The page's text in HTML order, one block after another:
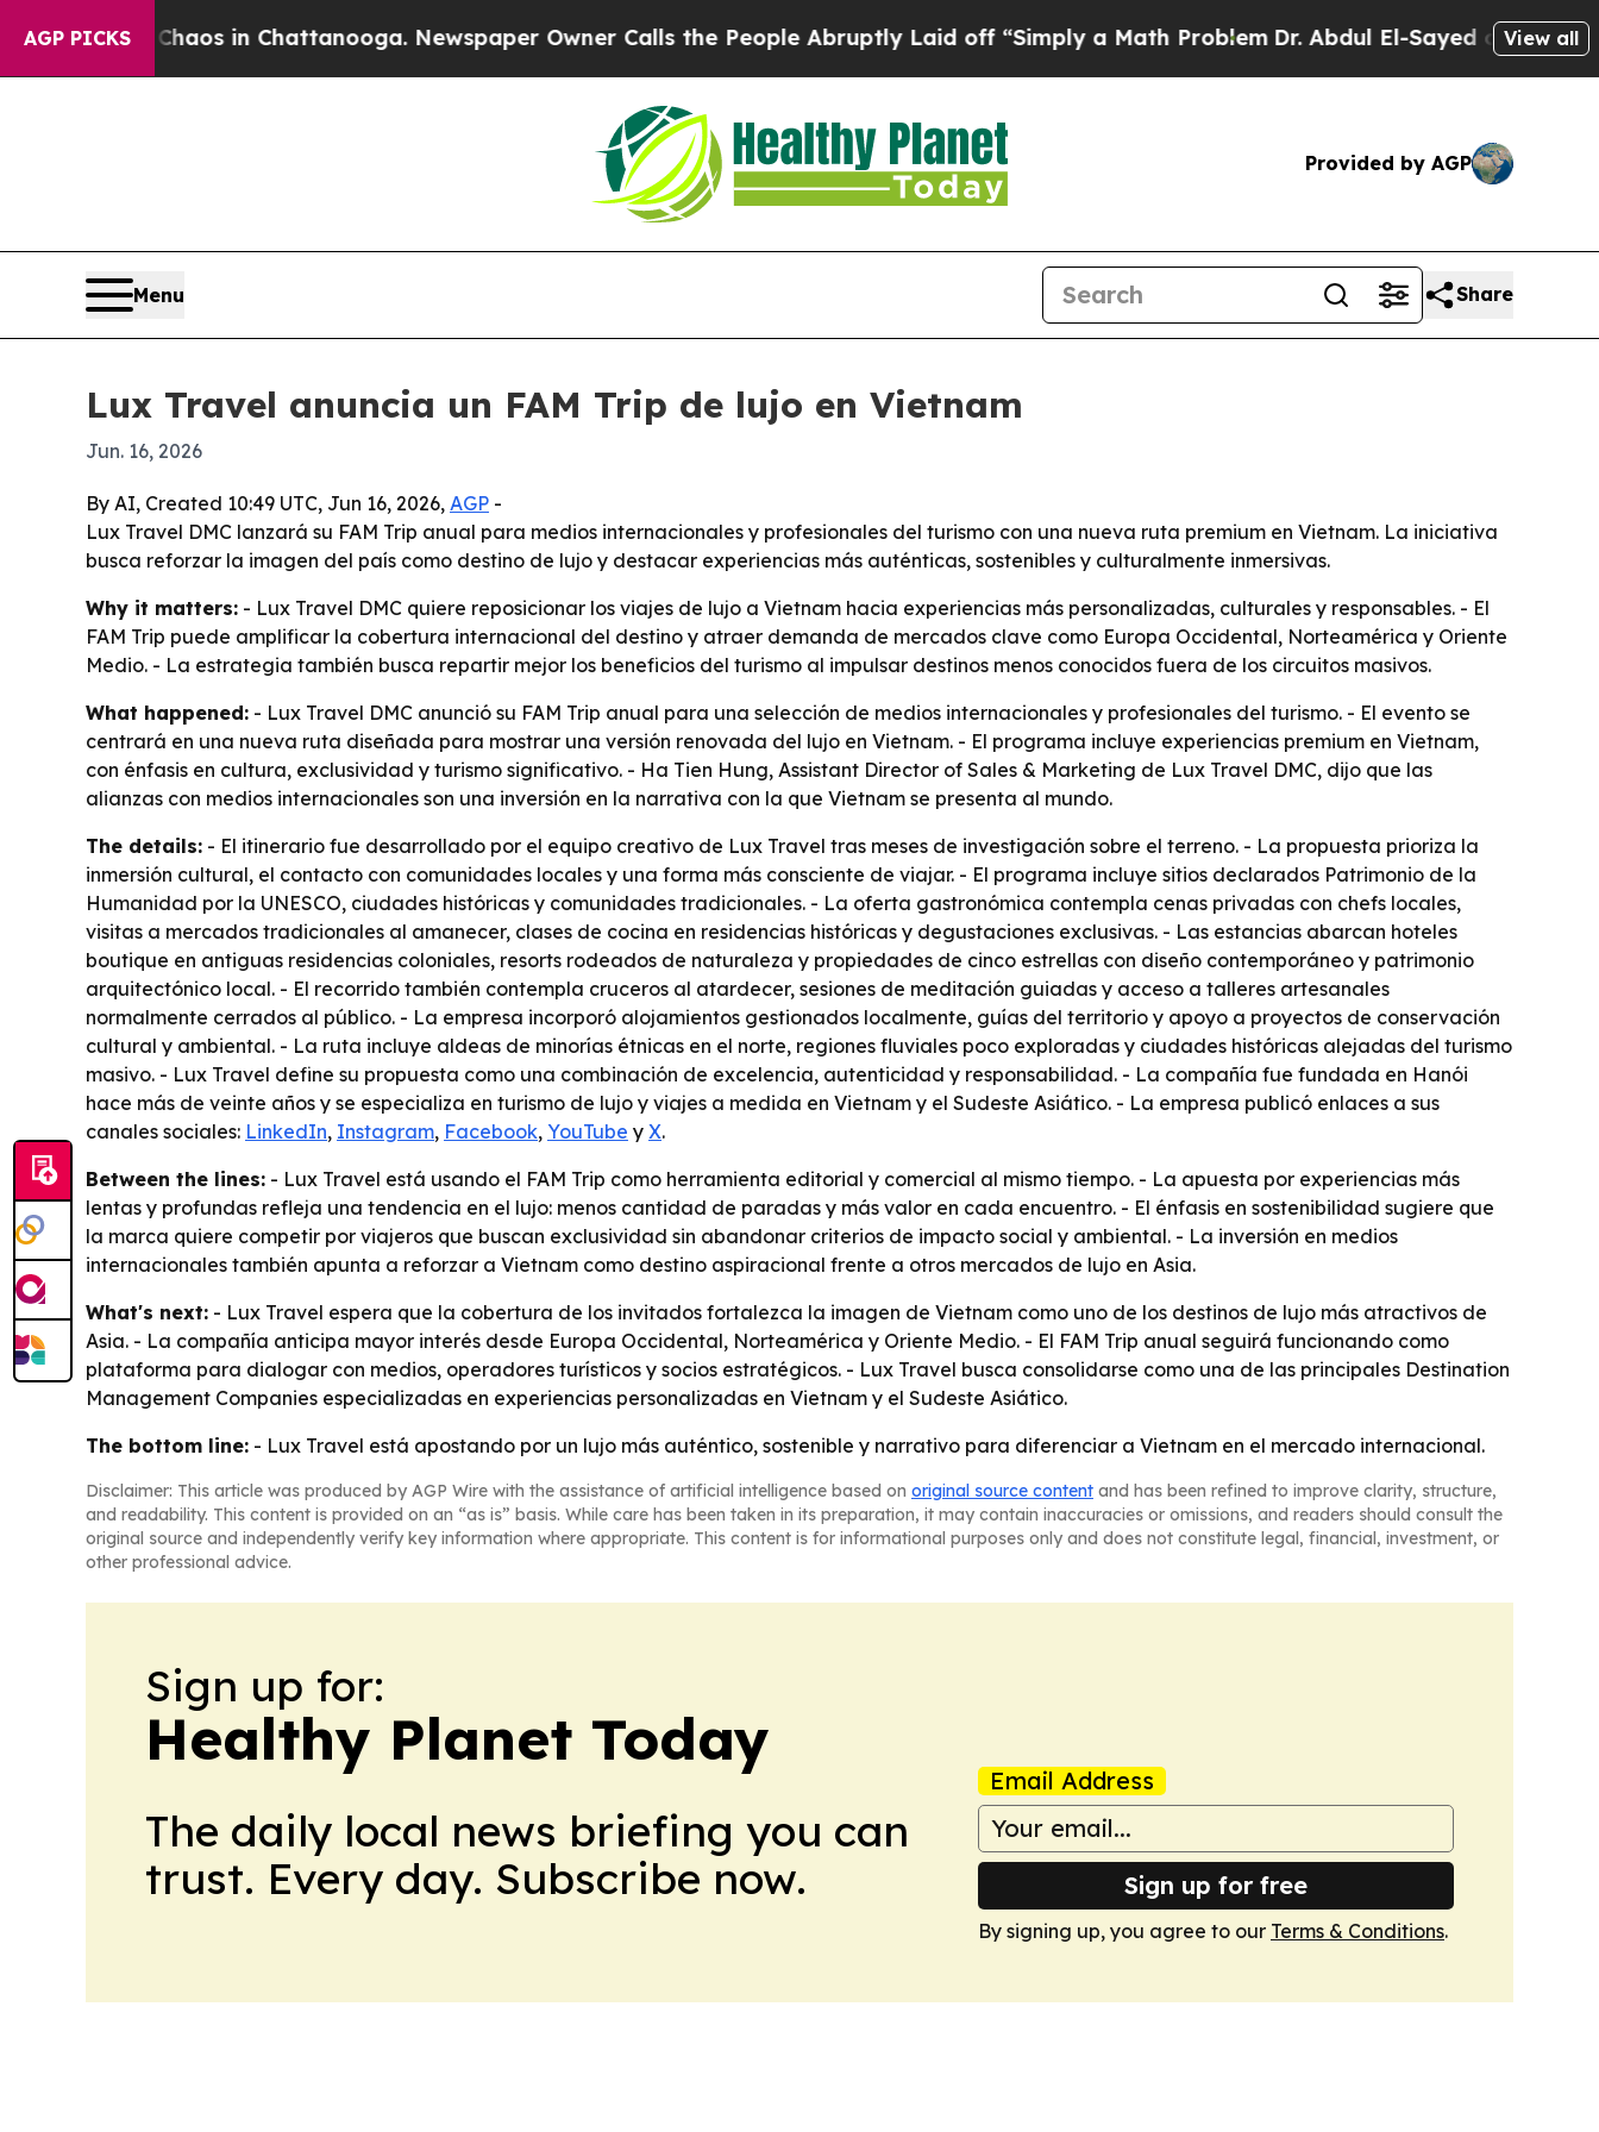
AGP PICKSChaos in Chattanooga. Newspaper Owner Calls the People Abruptly Laid off “Simply a Math ProblemDr. Abdul El-Sayed on HistoricView all
Provided by AGP
Menu Share
Lux Travel anuncia un FAM Trip de lujo en Vietnam
Jun. 16, 2026
By AI, Created 10:49 UTC, Jun 16, 2026, AGP -
Lux Travel DMC lanzará su FAM Trip anual para medios internacionales y profesionales del turismo con una nueva ruta premium en Vietnam. La iniciativa
busca reforzar la imagen del país como destino de lujo y destacar experiencias más auténticas, sostenibles y culturalmente inmersivas.
Why it matters: - Lux Travel DMC quiere reposicionar los viajes de lujo a Vietnam hacia experiencias más personalizadas, culturales y responsables. - El
FAM Trip puede amplificar la cobertura internacional del destino y atraer demanda de mercados clave como Europa Occidental, Norteamérica y Oriente
Medio. - La estrategia también busca repartir mejor los beneficios del turismo al impulsar destinos menos conocidos fuera de los circuitos masivos.
What happened: - Lux Travel DMC anunció su FAM Trip anual para una selección de medios internacionales y profesionales del turismo. - El evento se
centrará en una nueva ruta diseñada para mostrar una versión renovada del lujo en Vietnam. - El programa incluye experiencias premium en Vietnam,
con énfasis en cultura, exclusividad y turismo significativo. - Ha Tien Hung, Assistant Director of Sales & Marketing de Lux Travel DMC, dijo que las
alianzas con medios internacionales son una inversión en la narrativa con la que Vietnam se presenta al mundo.
The details: - El itinerario fue desarrollado por el equipo creativo de Lux Travel tras meses de investigación sobre el terreno. - La propuesta prioriza la
inmersión cultural, el contacto con comunidades locales y una forma más consciente de viajar. - El programa incluye sitios declarados Patrimonio de la
Humanidad por la UNESCO, ciudades históricas y comunidades tradicionales. - La oferta gastronómica contempla cenas privadas con chefs locales,
visitas a mercados tradicionales al amanecer, clases de cocina en residencias históricas y degustaciones exclusivas. - Las estancias abarcan hoteles
boutique en antiguas residencias coloniales, resorts rodeados de naturaleza y propiedades de cinco estrellas con diseño contemporáneo y patrimonio
arquitectónico local. - El recorrido también contempla cruceros al atardecer, sesiones de meditación guiadas y acceso a talleres artesanales
normalmente cerrados al público. - La empresa incorporó alojamientos gestionados localmente, guías del territorio y apoyo a proyectos de conservación
cultural y ambiental. - La ruta incluye aldeas de minorías étnicas en el norte, regiones fluviales poco exploradas y ciudades históricas alejadas del turismo
masivo. - Lux Travel define su propuesta como una combinación de excelencia, autenticidad y responsabilidad. - La compañía fue fundada en Hanói
hace más de veinte años y se especializa en turismo de lujo y viajes a medida en Vietnam y el Sudeste Asiático. - La empresa publicó enlaces a sus
canales sociales: LinkedIn, Instagram, Facebook, YouTube y X.
Between the lines: - Lux Travel está usando el FAM Trip como herramienta editorial y comercial al mismo tiempo. - La apuesta por experiencias más
lentas y profundas refleja una tendencia en el lujo: menos cantidad de paradas y más valor en cada encuentro. - El énfasis en sostenibilidad sugiere que
la marca quiere competir por viajeros que buscan exclusividad sin abandonar criterios de impacto social y ambiental. - La inversión en medios
internacionales también apunta a reforzar a Vietnam como destino aspiracional frente a otros mercados de lujo en Asia.
What's next: - Lux Travel espera que la cobertura de los invitados fortalezca la imagen de Vietnam como uno de los destinos de lujo más atractivos de
Asia. - La compañía anticipa mayor interés desde Europa Occidental, Norteamérica y Oriente Medio. - El FAM Trip anual seguirá funcionando como
plataforma para dialogar con medios, operadores turísticos y socios estratégicos. - Lux Travel busca consolidarse como una de las principales Destination
Management Companies especializadas en experiencias personalizadas en Vietnam y el Sudeste Asiático.
The bottom line: - Lux Travel está apostando por un lujo más auténtico, sostenible y narrativo para diferenciar a Vietnam en el mercado internacional.
Disclaimer: This article was produced by AGP Wire with the assistance of artificial intelligence based on original source content and has been refined to improve clarity, structure,
and readability. This content is provided on an “as is” basis. While care has been taken in its preparation, it may contain inaccuracies or omissions, and readers should consult the
original source and independently verify key information where appropriate. This content is for informational purposes only and does not constitute legal, financial, investment, or
other professional advice.
Sign up for:
Healthy Planet Today
The daily local news briefing you can
trust. Every day. Subscribe now.
Email Address
Sign up for free
By signing up, you agree to our Terms & Conditions.